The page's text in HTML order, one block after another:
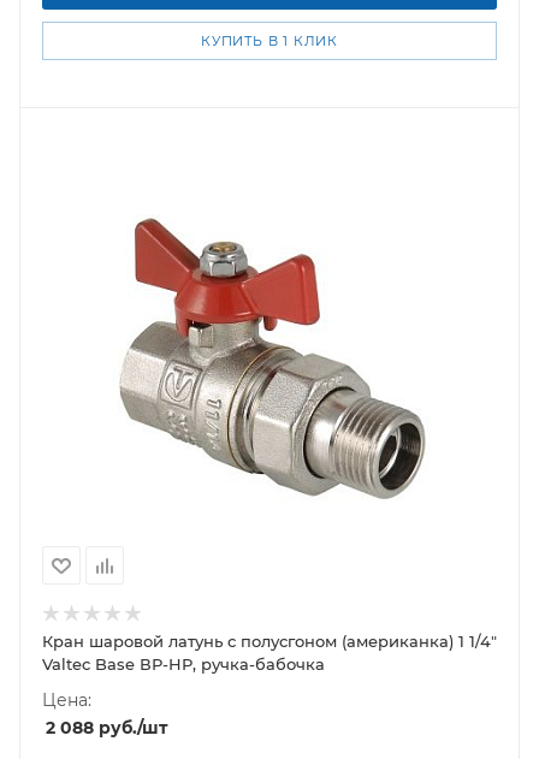
КУПИТЬ В 1 КЛИК
Кран шаровой латунь с полусгоном (американка) 1 1/4"
Valtec Base ВР-НР, ручка-бабочка
Цена:
2 088 руб./шт